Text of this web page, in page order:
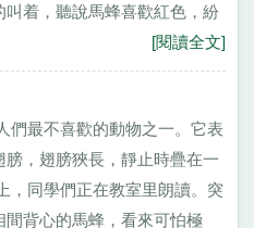
着，聽說馬蜂喜歡紅色，紛
[閱讀全文]
們最不喜歡的動物之一。它表
，翅膀狹長，靜止時疊在一
，同學們正在教室里朗讀。突
背心的馬蜂，看來可怕極